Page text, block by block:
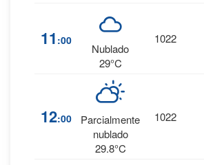
11 :00
Nublado
29°C
1022
12:00
Parcialmente
nublado
29.8°C
1022